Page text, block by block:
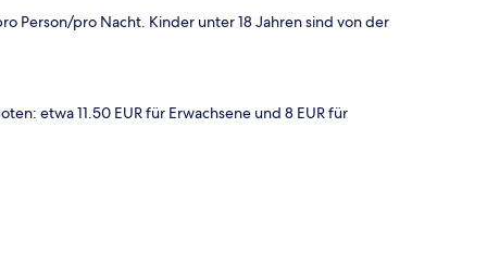
Person/pro Nacht. Kinder unter 18 Jahren sind von der
etwa 11.50 EUR für Erwachsene und 8 EUR für